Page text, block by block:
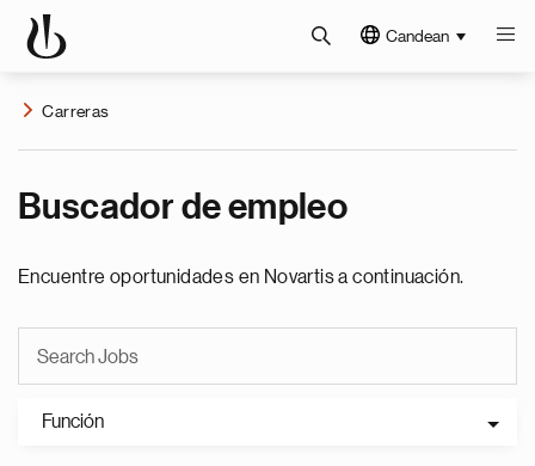
Candean
Carreras
Buscador de empleo
Encuentre oportunidades en Novartis a continuación.
Función